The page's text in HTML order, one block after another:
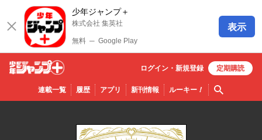
少年ジャンプ＋
株式会社 集英社
無料 ─ Google Play
表示
少年ジ
ャンプ
連載一覧 履歴 アプリ 新刊情報 ルーキー！ 検索
ログイン・ 新規登録 定期購読